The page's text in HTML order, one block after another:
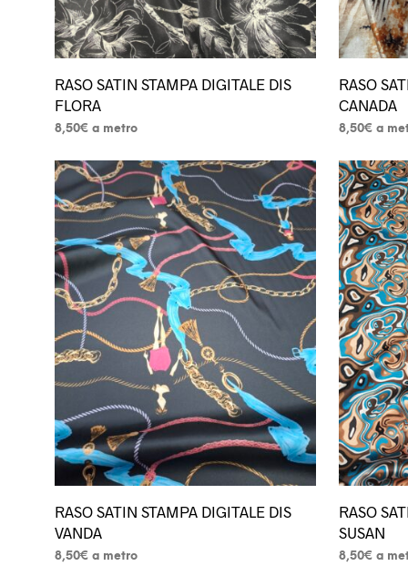
prodotto
prodotto
RASO SATIN STAMPA DIGITALE DIS
FLORA
8,50€ a metro
prodotto
ha
più
varianti.
Le
opzioni
possono
essere
scelte
nella
pagina
prodotto
RASO
CANADA
8,50€ a
prodotto
ha
più
varianti.
Le
opzioni
possono
essere
scelte
nella
pagina
del
prodotto
RASO SATIN STAMPA DIGITALE DIS
VANDA
8,50€ a metro
RASO
SUSAN
8,50€ a